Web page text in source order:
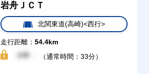
岩舟ＪＣＴ
北関東道(高崎)<西行>
走行距離： 54.4km
（通常時間：33分）